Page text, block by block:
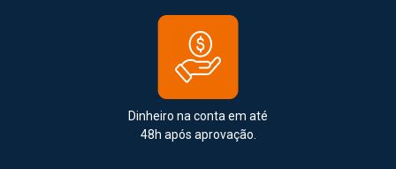
Dinheiro na conta em até
48h após aprovação.